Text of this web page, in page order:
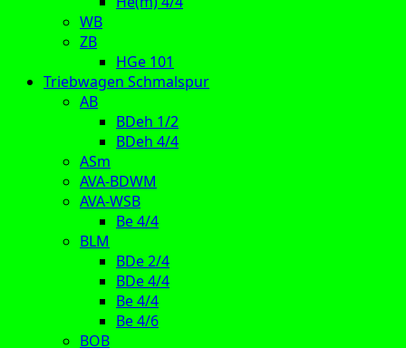
WB
ZB
HGe 101
Triebwagen Schmalspur
AB
BDeh 1/2
BDeh 4/4
ASm
AVA-BDWM
AVA-WSB
Be 4/4
BLM
BDe 2/4
BDe 4/4
Be 4/4
Be 4/6
BOB